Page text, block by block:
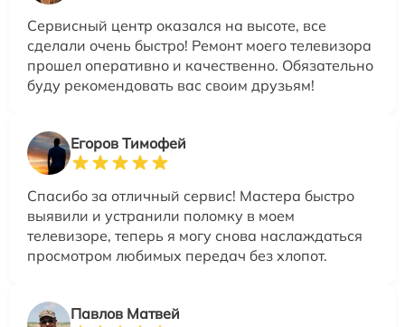
Сервисный центр оказался на высоте, все
сделали очень быстро! Ремонт моего телевизора
прошел оперативно и качественно. Обязательно
буду рекомендовать вас своим друзьям!
Егоров Тимофей
Спасибо за отличный сервис! Мастера быстро
выявили и устранили поломку в моем
телевизоре, теперь я могу снова наслаждаться
просмотром любимых передач без хлопот.
Павлов Матвей